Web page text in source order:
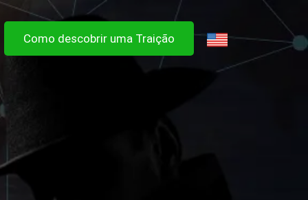
Como descobrir uma Traição